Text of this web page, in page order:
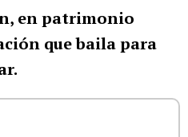
en patrimonio
que baila para